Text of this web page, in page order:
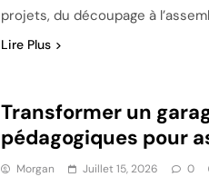
projets, du découpage à
Lire Plus
Transformer un
pédagogiques pour
Morgan Juillet 15, 2026 0